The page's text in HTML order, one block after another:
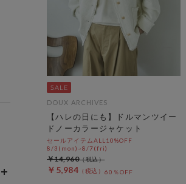
DOUX ARCHIVES
【ハレの日にも】ドルマンツイー
ドノーカラージャケット
セールアイテムALL10%OFF
8/3(mon)~8/7(fri)
￥5,984 60％OFF
￥14,960